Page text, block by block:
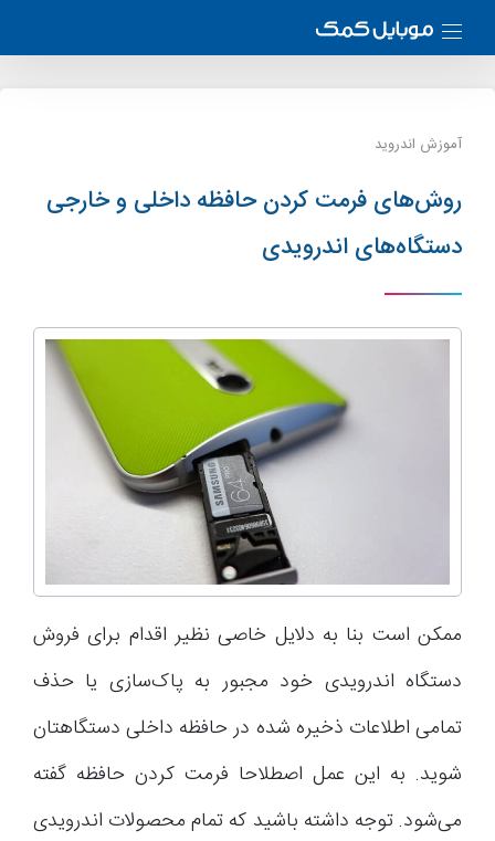
آموزش اندروید
روش‌های فرمت کردن حافظه داخلی و خارجی
دستگاه‌های اندرویدی
ممکن است بنا به دلایل خاصی نظیر اقدام برای فروش
دستگاه اندرویدی خود مجبور به پاک‌سازی یا حذف
تمامی اطلاعات ذخیره شده در حافظه داخلی دستگاهتان
شوید. به این عمل اصطلاحا فرمت کردن حافظه گفته
می‌شود. توجه داشته باشید که تمام محصولات اندرویدی